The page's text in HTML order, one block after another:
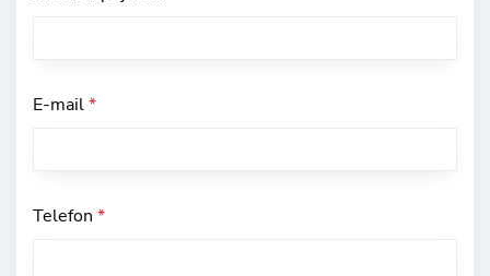
E-mail*
Telefon *